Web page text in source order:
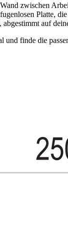
zwischen
Platte,
auf
und finde die